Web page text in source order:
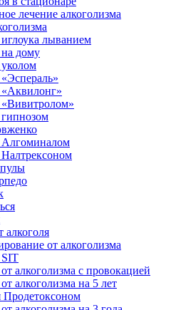
лечение алкоголизма
лыванием
дому
алкоголя
от алкоголизма
алкоголизма с провокацией
алкоголизма на 5 лет